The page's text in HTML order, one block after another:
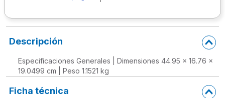
Descripción
Especificaciones Generales | Dimensiones 44.95 x 16.76 x
19.0499 cm | Peso 1.1521 kg
Ficha técnica